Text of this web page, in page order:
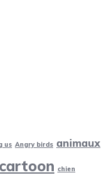
us Angry birds animaux
cartoon chien